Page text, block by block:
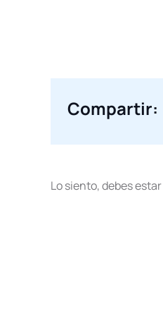
Compartir:
Lo siento, debes estar